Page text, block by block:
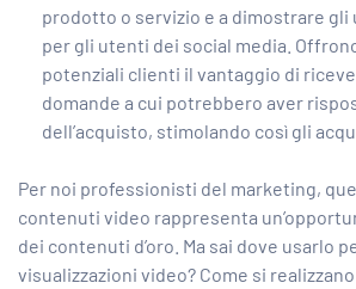
prodotto o servizio e a dimostrare gli
per gli utenti dei social media.
potenziali clienti il ​​vantaggio di
domande a cui potrebbero aver
dell’acquisto, stimolando così gli
Per noi professionisti del marketing,
contenuti video rappresenta
dei contenuti d’oro. Ma sai dove usarlo
visualizzazioni video? Come si